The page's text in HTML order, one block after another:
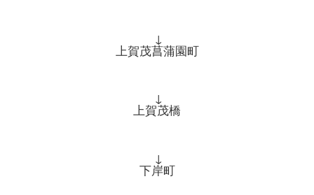
↓
上賀茂菖蒲園町
↓
上賀茂橋
↓
下岸町